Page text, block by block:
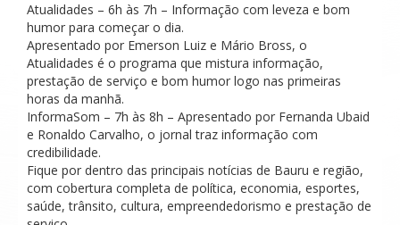
Atualidades – 6h às 7h – Informação com leveza e bom
humor para começar o dia.
Apresentado por Emerson Luiz e Mário Bross, o
Atualidades é o programa que mistura informação,
prestação de serviço e bom humor logo nas primeiras
horas da manhã.
InformaSom – 7h às 8h – Apresentado por Fernanda Ubaid
e Ronaldo Carvalho, o jornal traz informação com
credibilidade.
Fique por dentro das principais notícias de Bauru e região,
com cobertura completa de política, economia, esportes,
saúde, trânsito, cultura, empreendedorismo e prestação de